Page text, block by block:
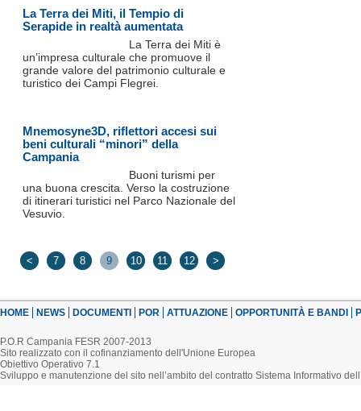
La Terra dei Miti, il Tempio di
Serapide in realtà aumentata
La Terra dei Miti è
un’impresa culturale che promuove il
grande valore del patrimonio culturale e
turistico dei Campi Flegrei.
Mnemosyne3D, riflettori accesi sui
beni culturali “minori” della
Campania
Buoni turismi per
una buona crescita. Verso la costruzione
di itinerari turistici nel Parco Nazionale del
Vesuvio.
< 7 8 9 10 11 12 >
HOME NEWS DOCUMENTI POR ATTUAZIONE OPPORTUNITÀ E BANDI
P.O.R Campania FESR 2007-2013
Sito realizzato con il cofinanziamento dell'Unione Europea
Obiettivo Operativo 7.1
Sviluppo e manutenzione del sito nell’ambito del contratto Sistema Informativo